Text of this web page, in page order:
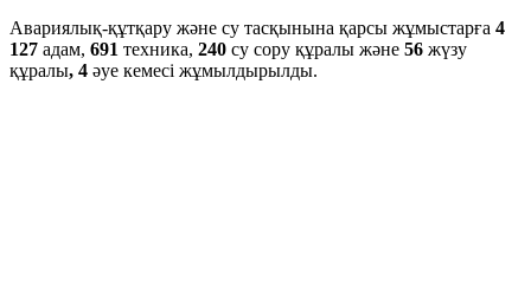
Авариялық-құтқару және су тасқынына қарсы жұмыстарға 4
127 адам, 691 техника, 240 су сору құралы және 56 жүзу
құралы, 4 әуе кемесі жұмылдырылды.